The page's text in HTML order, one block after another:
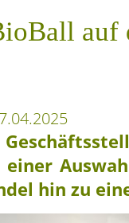
auf
hin zu